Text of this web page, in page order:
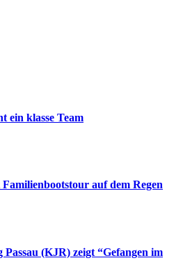
ein klasse Team
auf dem Regen
(KJR) zeigt “Gefangen im